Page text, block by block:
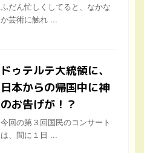
ふだん忙しくしてると、なかな
か芸術に触れ ...
ドゥテルテ大統領に、
日本からの帰国中に神
のお告げが！？
今回の第３回国民のコンサート
は、間に１日 ...